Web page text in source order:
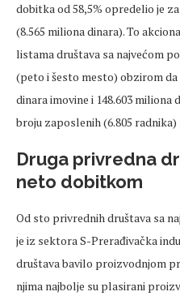
dobitka od 58,5% opredelio je
(8.565 miliona dinara). To
listama društava sa najvećom
(peto i šesto mesto) obzirom
dinara imovine i 148.603
broju zaposlenih (6.805 radnika)
Druga privredna
neto dobitkom
Od sto privrednih društava sa
je iz sektora S-Prerađivačka
društava bavilo proizvodnjom
njima najbolje su plasirani